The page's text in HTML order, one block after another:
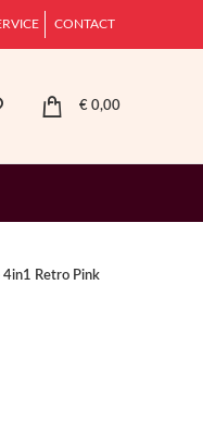
CONTACT
€ 0,00
4in1 Retro Pink